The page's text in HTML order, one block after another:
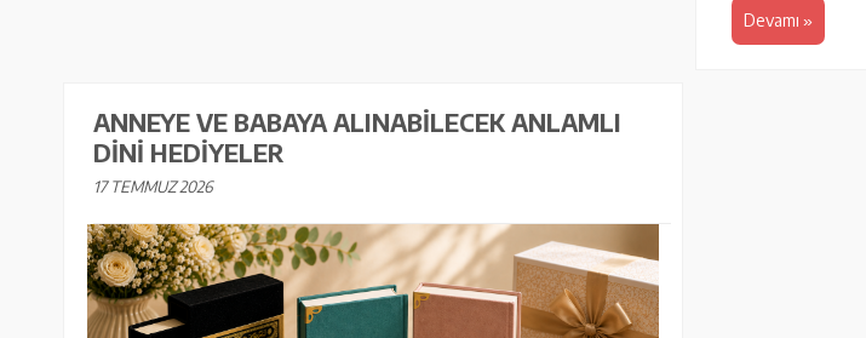
Devamı
ANNEYE VE BABAYA ALINABILECEK ANLAMLI
DINI HEDIYELER
17 TEMMUZ 2026